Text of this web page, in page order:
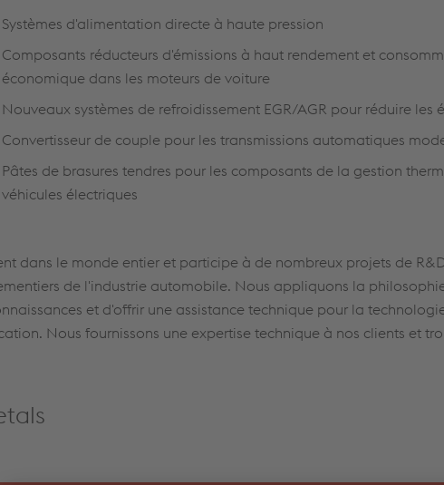
Systèmes d'alimentation directe à haute pression
Composants réducteurs d'émissions à haut rendement et
économique dans les moteurs de voiture
Nouveaux systèmes de refroidissement EGR/AGR pour réduire les
Convertisseur de couple pour les transmissions automatiques
Pâtes de brasures tendres pour les composants de la gestion
véhicules électriques
dans le monde entier et participe à de nombreux projets de
de l'industrie automobile. Nous appliquons la
et d'offrir une assistance technique pour la
Nous fournissons une expertise technique à nos clients et